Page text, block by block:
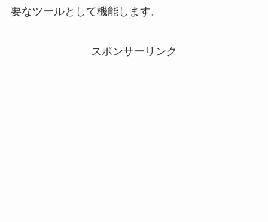
要なツールとして機能します。
スポンサーリンク